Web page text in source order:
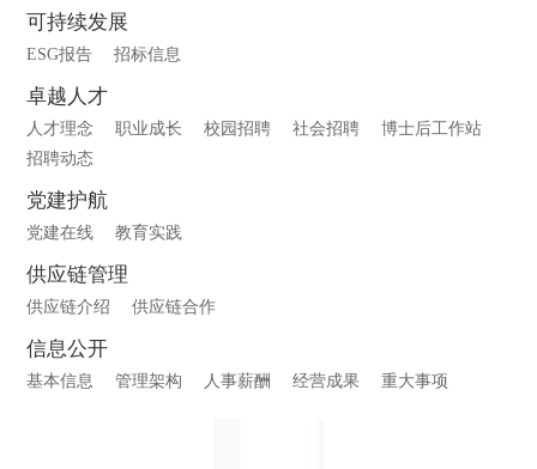
可持续发展
ESG报告 招标信息
卓越人才
人才理念 职业成长 校园招聘 社会招聘
博士后工作站
招聘动态
党建护航
党建在线 教育实践
供应链管理
供应链介绍 供应链合作
信息公开
基本信息 管理架构 人事薪酬 经营成果 重大事项